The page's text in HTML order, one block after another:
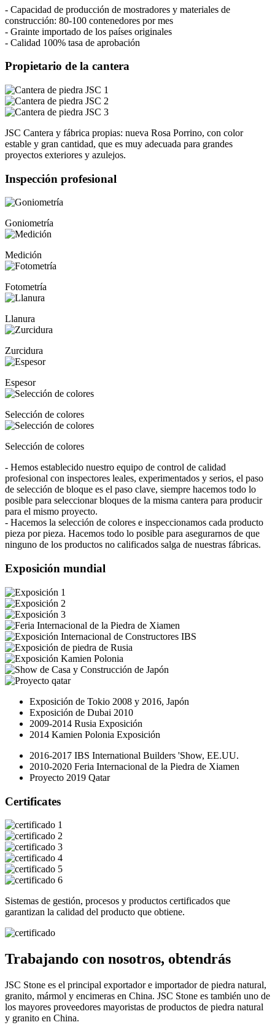
- Capacidad de producción de mostradores y materiales de
construcción: 80-100 contenedores por mes
- Grainte importado de los países originales
- Calidad 100% tasa de aprobación
Propietario de la cantera
JSC Cantera y fábrica propias: nueva Rosa Porrino, con color
estable y gran cantidad, que es muy adecuada para grandes
proyectos exteriores y azulejos.
Inspección profesional
Goniometría
Medición
Fotometría
Llanura
Zurcidura
Espesor
Selección de colores
Selección de colores
- Hemos establecido nuestro equipo de control de calidad
profesional con inspectores leales, experimentados y serios, el paso
de selección de bloque es el paso clave, siempre hacemos todo lo
posible para seleccionar bloques de la misma cantera para producir
para el mismo proyecto.
- Hacemos la selección de colores e inspeccionamos cada producto
pieza por pieza. Hacemos todo lo posible para asegurarnos de que
ninguno de los productos no calificados salga de nuestras fábricas.
Exposición mundial
Exposición de Tokio 2008 y 2016, Japón
Exposición de Dubai 2010
2009-2014 Rusia Exposición
2014 Kamien Polonia Exposición
2016-2017 IBS International Builders 'Show, EE.UU.
2010-2020 Feria Internacional de la Piedra de Xiamen
Proyecto 2019 Qatar
Certificates
Sistemas de gestión, procesos y productos certificados que
garantizan la calidad del producto que obtiene.
Trabajando con nosotros, obtendrás
JSC Stone es el principal exportador e importador de piedra natural,
granito, mármol y encimeras en China. JSC Stone es también uno de
los mayores proveedores mayoristas de productos de piedra natural
y granito en China.